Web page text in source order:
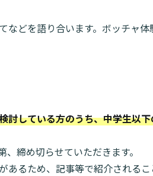
などを語り合います。ボッチャ体
している方のうち、中学生以
締め切らせていただきます。
るため、記事等で紹介される